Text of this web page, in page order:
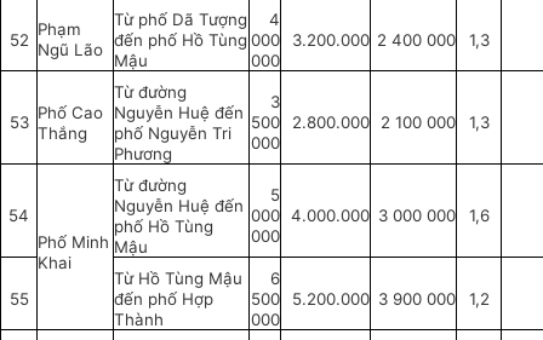
52
Phạm
Ngũ Lão
Từ phố Dã Tượng
đến phố Hồ Tùng
Mậu
4
000
000
3.200.000 2 400 000 1,3
53 Phố Cao
Thắng
Từ đường
Nguyễn Huệ đến
phố Nguyễn Tri
Phương
3
500
000
2.800.000 2 100 000 1,3
54
Phố Minh
Khai
Từ đường
Nguyễn Huệ đến
phố Hồ Tùng
Mậu
5
000
000
4.000.000 3 000 000 1,6
55
Từ Hồ Tùng Mậu
đến phố Hợp
Thành
6
500
000
5.200.000 3 900 000 1,2